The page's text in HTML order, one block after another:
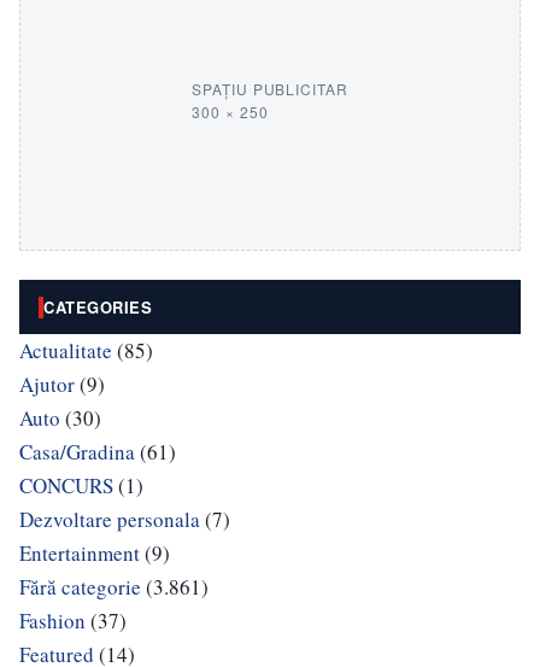
SPAȚIU PUBLICITAR
300 × 250
CATEGORIES
Actualitate (85)
Ajutor(9)
Auto (30)
Casa/Gradina(61)
CONCURS(1)
Dezvoltare personala(7)
Entertainment(9)
Fără categorie (3.861)
Fashion (37)
Featured (14)